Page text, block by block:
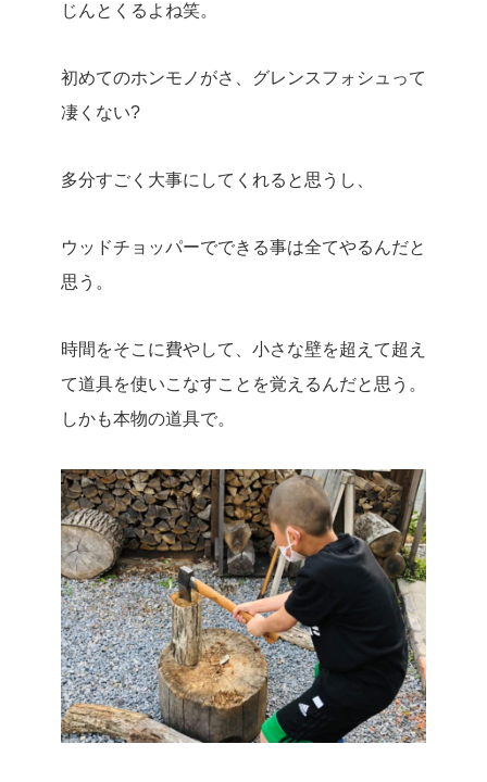
じんとくるよね笑。
初めてのホンモノがさ、グレンスフォシュって
凄くない?
多分すごく大事にしてくれると思うし、
ウッドチョッパーでできる事は全てやるんだと
思う。
時間をそこに費やして、小さな壁を超えて超え
て道具を使いこなすことを覚えるんだと思う。
しかも本物の道具で。